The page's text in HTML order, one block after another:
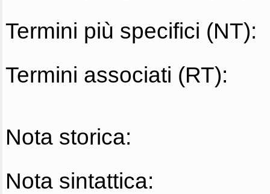
Termini più specifici (NT):
Termini associati (RT):
Nota storica:
Nota sintattica: